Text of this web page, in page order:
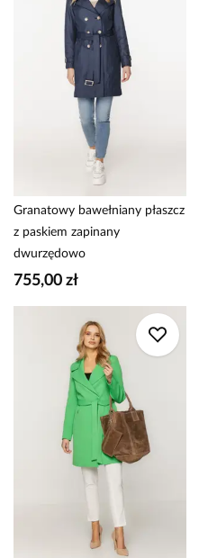
Granatowy bawełniany płaszcz
z paskiem zapinany
dwurzędowo
755,00 zł